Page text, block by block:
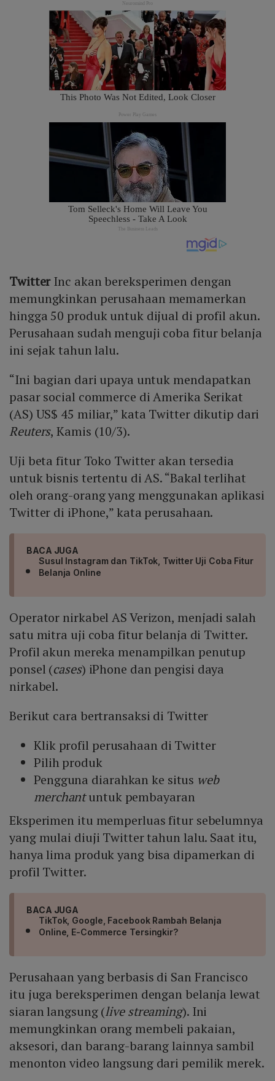
TwitterInc akan bereksperimen dengan
memungkinkan perusahaan memamerkan
hingga 50 produk untuk dijual di profil akun.
Perusahaan sudah menguji coba fitur belanja
ini sejak tahun lalu.
“Ini bagian dari upaya untuk mendapatkan
pasar social commerce di Amerika Serikat
(AS) US$ 45 miliar,” kata Twitter dikutip dari
Reuters, Kamis (10/3).
Uji beta fitur Toko Twitter akan tersedia
untuk bisnis tertentu di AS. “Bakal terlihat
oleh orang-orang yang menggunakan aplikasi
Twitter di iPhone,” kata perusahaan.
BACA JUGA
Susul Instagram dan TikTok, Twitter Uji Coba Fitur
Belanja Online
Operator nirkabel AS Verizon, menjadi salah
satu mitra uji coba fitur belanja di Twitter.
Profil akun mereka menampilkan penutup
ponsel (cases) iPhone dan pengisi daya
nirkabel.
Berikut cara bertransaksi di Twitter
Klik profil perusahaan di Twitter
Pilih produk
Pengguna diarahkan ke situs web
merchantuntuk pembayaran
Eksperimen itu memperluas fitur sebelumnya
yang mulai diuji Twitter tahun lalu. Saat itu,
hanya lima produk yang bisa dipamerkan di
profil Twitter.
BACA JUGA
TikTok, Google, Facebook Rambah Belanja
Online, E-Commerce Tersingkir?
Perusahaan yang berbasis di San Francisco
itu juga bereksperimen dengan belanja lewat
siaran langsung (live streaming). Ini
memungkinkan orang membeli pakaian,
aksesori, dan barang-barang lainnya sambil
menonton video langsung dari pemilik merek.